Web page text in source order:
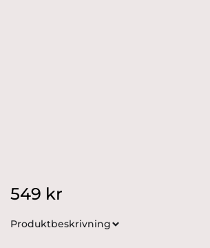
549 kr
Produktbeskrivning